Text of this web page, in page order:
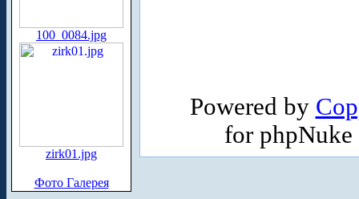
100_0084.jpg
zirk01.jpg
Фото Галерея
Powered by
for